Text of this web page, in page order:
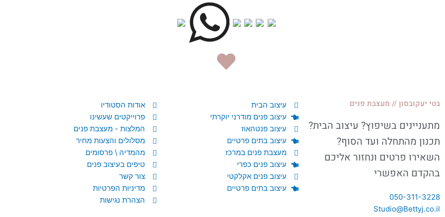
בטי יעקובסון// מעצבת פנים
מתעניינים בשיפוץ? עיצוב הבית?
תכנון מהתחלה ועד הסוף?
השאירו פרטים ונחזור אליכם
בהקדם האפשרי
050-311-3228
Studio@Bettyj.co.il
עיצוב הבית
עיצוב פנים מודרני יוקרתי
עיצוב פנטהאוז
עיצוב בתים פרטיים
מעצבת פנים במרכז
עיצוב פנים כפרי
עיצוב פנים אקלקטי
עיצוב בתים פרטיים
אודות הסטודיו
פרוייקטים שעשינו
המלצות - מעצבת פנים
מסלולים והצעות מחיר
מהמדיה \ פרסומים
טיפים בעיצוב פנים
צור קשר
מדיניות הפרטיות
הצהרת נגישות